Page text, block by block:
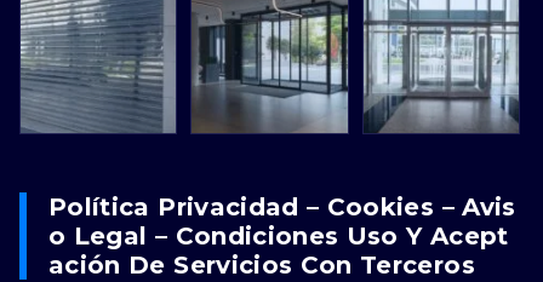
Política Privacidad – Cookies – Avis
O Legal – Condiciones Uso Y Acept
Ación De Servicios Con Terceros